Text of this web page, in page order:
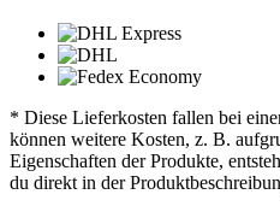
* Diese Lieferkosten fallen bei
können weitere Kosten, z. B.
Eigenschaften der Produkte,
du direkt in der